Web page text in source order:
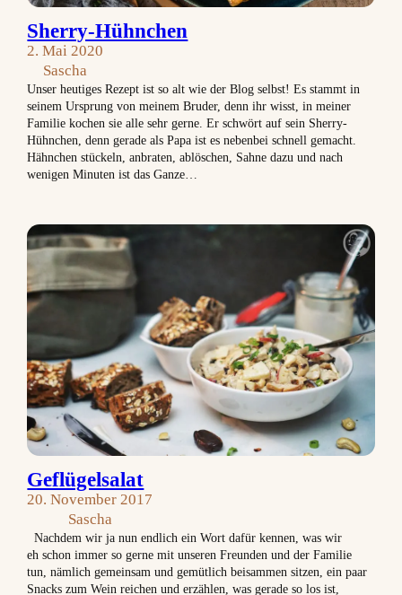
Sherry-Hühnchen
2. Mai 2020
Sascha
Unser heutiges Rezept ist so alt wie der Blog selbst! Es stammt in
seinem Ursprung von meinem Bruder, denn ihr wisst, in meiner
Familie kochen sie alle sehr gerne. Er schwört auf sein Sherry-
Hühnchen, denn gerade als Papa ist es nebenbei schnell gemacht.
Hähnchen stückeln, anbraten, ablöschen, Sahne dazu und nach
wenigen Minuten ist das Ganze…
Geflügelsalat
20. November 2017
Sascha
Nachdem wir ja nun endlich ein Wort dafür kennen, was wir
eh schon immer so gerne mit unseren Freunden und der Familie
tun, nämlich gemeinsam und gemütlich beisammen sitzen, ein paar
Snacks zum Wein reichen und erzählen, was gerade so los ist,